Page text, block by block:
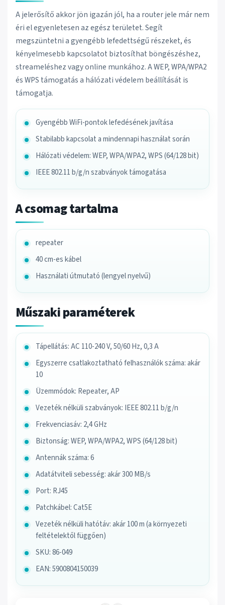
A jelerősítő akkor jön igazán jól, ha a router jele már nem
éri el egyenletesen az egész területet. Segít
megszüntetni a gyengébb lefedettségű részeket, és
kényelmesebb kapcsolatot biztosíthat böngészéshez,
streameléshez vagy online munkához. A WEP, WPA/WPA2
és WPS támogatás a hálózati védelem beállítását is
támogatja.
Gyengébb WiFi-pontok lefedésének javítása
Stabilabb kapcsolat a mindennapi használat során
Hálózati védelem: WEP, WPA/WPA2, WPS (64/128 bit)
IEEE 802.11 b/g/n szabványok támogatása
A csomag tartalma
repeater
40 cm-es kábel
Használati útmutató (lengyel nyelvű)
Műszaki paraméterek
Tápellátás: AC 110-240 V, 50/60 Hz, 0,3 A
Egyszerre csatlakoztatható felhasználók száma: akár
10
Üzemmódok: Repeater, AP
Vezeték nélküli szabványok: IEEE 802.11 b/g/n
Frekvenciasáv: 2,4 GHz
Biztonság: WEP, WPA/WPA2, WPS (64/128 bit)
Antennák száma: 6
Adatátviteli sebesség: akár 300 MB/s
Port: RJ45
Patchkábel: Cat5E
Vezeték nélküli hatótáv: akár 100 m (a környezeti
feltételektől függően)
SKU: 86-049
EAN: 5900804150039